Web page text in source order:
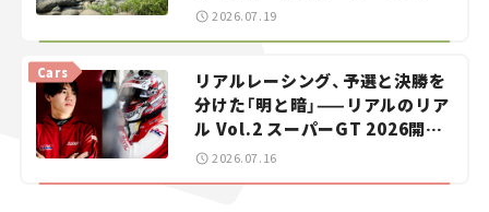
暑におすすめのスポットを紹介
2026.07.19
リアルレーシング、予選と決勝を
分けた「明と暗」——リアルのリア
ル Vol.2 スーパーGT 2026開幕
戦 岡山国際サーキット
Cars
2026.07.16